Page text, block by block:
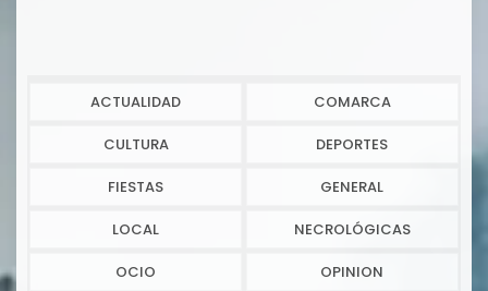
ACTUALIDAD COMARCA
CULTURA DEPORTES
FIESTAS GENERAL
LOCAL NECROLÓGICAS
OCIO OPINION